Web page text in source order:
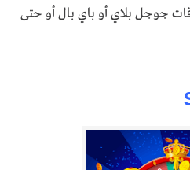
جوجل بلاي أو باي بال أو حتى